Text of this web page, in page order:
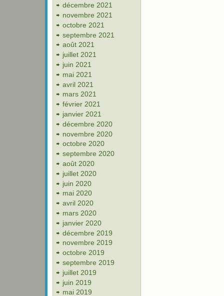
décembre 2021
novembre 2021
octobre 2021
septembre 2021
août 2021
juillet 2021
juin 2021
mai 2021
avril 2021
mars 2021
février 2021
janvier 2021
décembre 2020
novembre 2020
octobre 2020
septembre 2020
août 2020
juillet 2020
juin 2020
mai 2020
avril 2020
mars 2020
janvier 2020
décembre 2019
novembre 2019
octobre 2019
septembre 2019
juillet 2019
juin 2019
mai 2019